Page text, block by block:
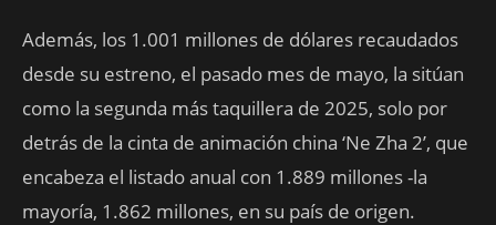
Además, los 1.001 millones de dólares recaudados
desde su estreno, el pasado mes de mayo, la sitúan
como la segunda más taquillera de 2025, solo por
detrás de la cinta de animación china ‘Ne Zha 2’, que
encabeza el listado anual con 1.889 millones -la
mayoría, 1.862 millones, en su país de origen.